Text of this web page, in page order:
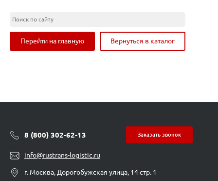
Перейти на главную Вернуться в каталог
8 (800) 302-62-13 Заказать звонок
info@rustrans-logistic.ru
г. Москва, Дорогобужская улица, 14 стр. 1